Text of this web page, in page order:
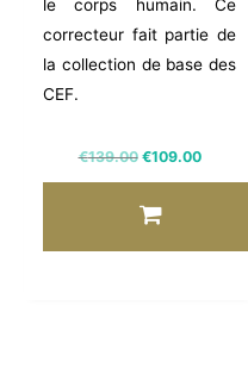
le corps humain. Ce
correcteur fait partie de
la collection de base des
CEF.
€139.00 €109.00